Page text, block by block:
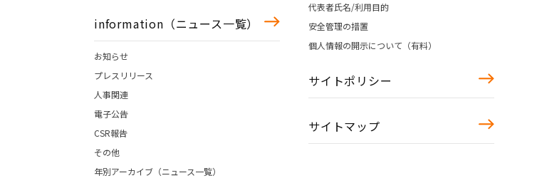
information（ニュース一覧）
お知らせ
プレスリリース
人事関連
電子公告
CSR報告
その他
年別アーカイブ（ニュース一覧）
代表者氏名/利用目的
安全管理の措置
個人情報の開示について（有料）
サイトポリシー
サイトマップ